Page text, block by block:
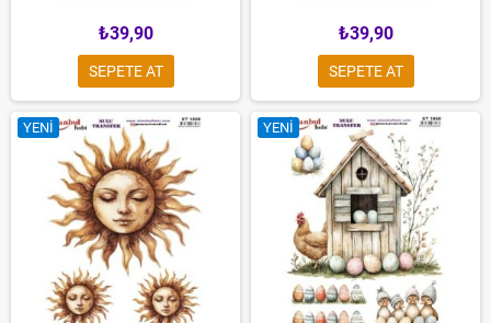
₺39,90
SEPETE AT
₺39,90
SEPETE AT
YENI YENI